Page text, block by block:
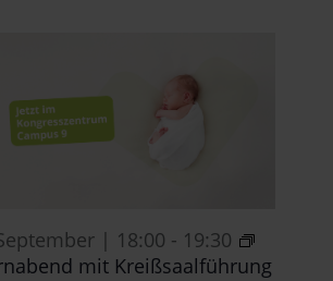
| 18:00 - 19:30
mit Kreißsaalführung